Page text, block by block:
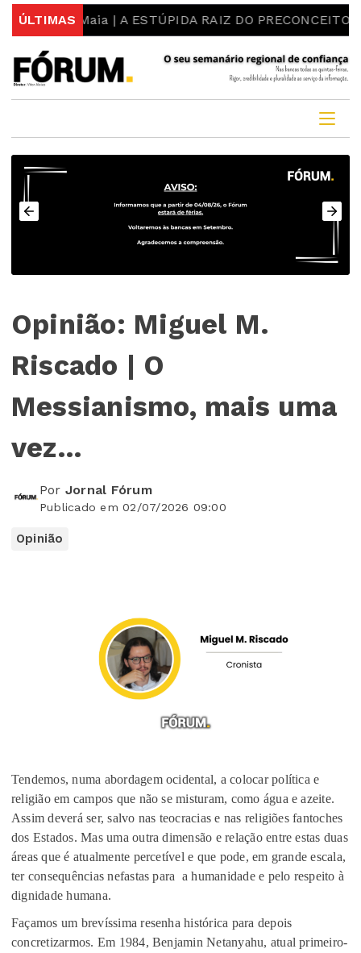
ÚLTIMAS
Maia | A ESTÚPIDA RAIZ DO PRECONCEITO E DO
Opinião: Miguel M.
Riscado | O
Messianismo, mais uma
vez…
Por Jornal Fórum
Publicado em 02/07/2026 09:00
Opinião
Tendemos, numa abordagem ocidental, a colocar política e
religião em campos que não se misturam, como água e azeite.
Assim deverá ser, salvo nas teocracias e nas religiões fantoches
dos Estados. Mas uma outra dimensão e relação entre estas duas
áreas que é atualmente percetível e que pode, em grande escala,
ter consequências nefastas para a humanidade e pelo respeito à
dignidade humana.
Façamos um brevíssima resenha histórica para depois
concretizarmos. Em 1984, Benjamin Netanyahu, atual primeiro-